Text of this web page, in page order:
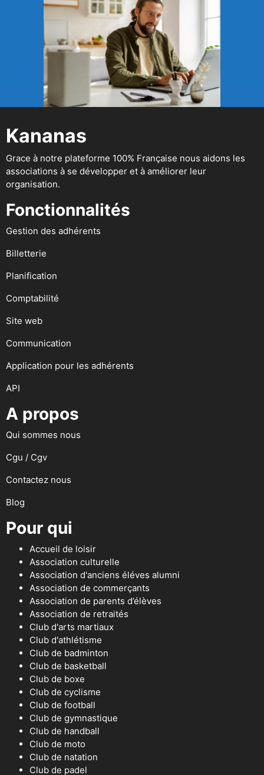
Kananas
Grace à notre plateforme 100% Française nous aidons les
associations à se développer et à améliorer leur
organisation.
Fonctionnalités
Gestion des adhérents
Billetterie
Planification
Comptabilité
Site web
Communication
Application pour les adhérents
API
A propos
Qui sommes nous
Cgu / Cgv
Contactez nous
Blog
Pour qui
Accueil de loisir
Association culturelle
Association d'anciens éléves alumni
Association de commerçants
Association de parents d’élèves
Association de retraités
Club d'arts martiaux
Club d'athlétisme
Club de badminton
Club de basketball
Club de boxe
Club de cyclisme
Club de football
Club de gymnastique
Club de handball
Club de moto
Club de natation
Club de padel